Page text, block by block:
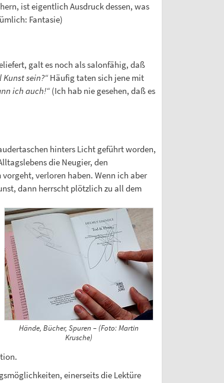
ist eigentlich Ausdruck dessen, was
Fantasie)
galt es noch als salonfähig, daß
Kunst sein?“Häufig taten sich jene mit
ich auch!“(Ich hab nie gesehen, daß es
hinters Licht geführt worden,
die Neugier, den
verloren haben. Wenn ich aber
dann herrscht plötzlich zu all dem
Hände, Bücher, Spuren – (Foto: Martin
Krusche)
einerseits die Lektüre